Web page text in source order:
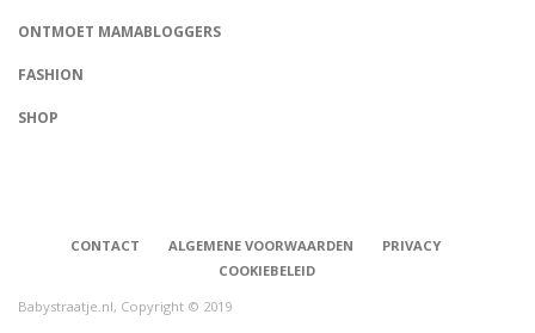
ONTMOET MAMABLOGGERS
FASHION
SHOP
CONTACT ALGEMENE VOORWAARDEN
PRIVACY
COOKIEBELEID
Babystraatje.nl, Copyright © 2019